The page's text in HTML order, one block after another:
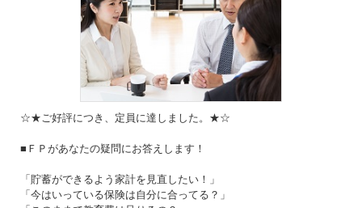
☆★ご好評につき、定員に達しました。★☆
■ＦＰがあなたの疑問にお答えします！
「貯蓄ができるよう家計を見直したい！」
「今はいっている保険は自分に合ってる？」